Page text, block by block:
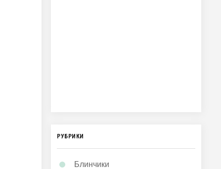
РУБРИКИ
Блинчики